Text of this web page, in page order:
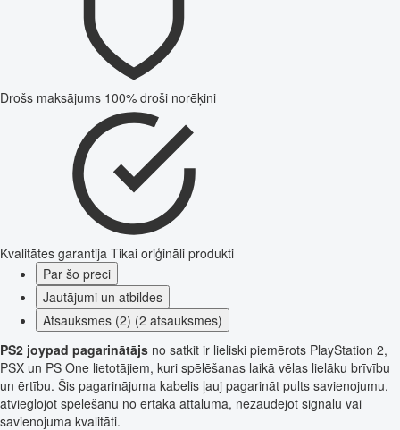
Drošs maksājums 100% droši norēķini
Kvalitātes garantija Tikai oriģināli produkti
Par šo preci
Jautājumi un atbildes
Atsauksmes (2) (2 atsauksmes)
PS2 joypad pagarinātājs no satkit ir lieliski piemērots PlayStation 2,
PSX un PS One lietotājiem, kuri spēlēšanas laikā vēlas lielāku brīvību
un ērtību. Šis pagarinājuma kabelis ļauj pagarināt pults savienojumu,
atvieglojot spēlēšanu no ērtāka attāluma, nezaudējot signālu vai
savienojuma kvalitāti.